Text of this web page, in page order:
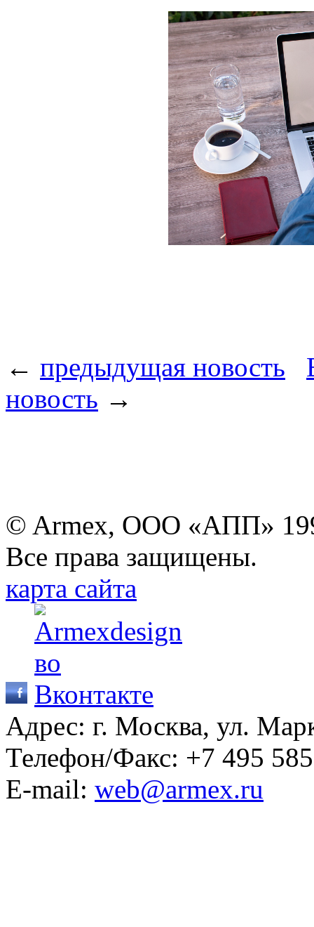
← предыдущая новость
новость →
© Armex, ООО «АПП»
Все права защищены.
карта сайта
Адрес: г. Москва, ул.
Телефон/Факс: +7 495
E-mail: web@armex.ru